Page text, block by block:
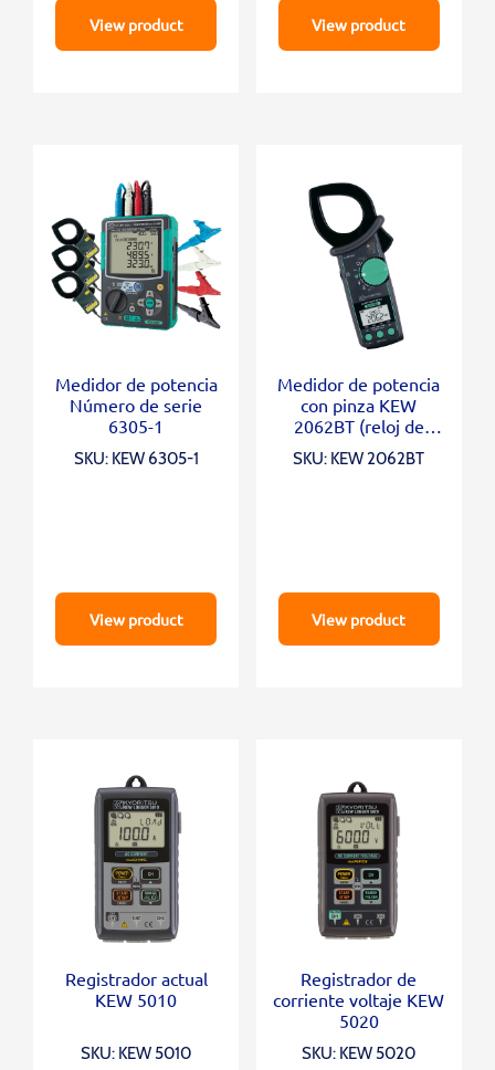
View product View product
Medidor de potencia
Número de serie
6305-1
SKU: KEW 6305-1
View product
Medidor de potencia
con pinza KEW
2062BT (reloj de
SKU: KEW 2062BT
View product
Registrador actual
KEW 5010
SKU: KEW 5010
Registrador de
corriente voltaje KEW
5020
SKU: KEW 5020